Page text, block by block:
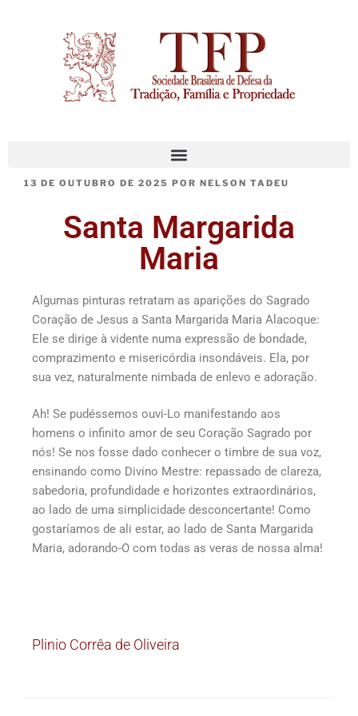
13 DE OUTUBRO DE 2025 POR NELSON TADEU
Santa Margarida
Maria
Algumas pinturas retratam as aparições do Sagrado
Coração de Jesus a Santa Margarida Maria Alacoque:
Ele se dirige à vidente numa expressão de bondade,
comprazimento e misericórdia insondáveis. Ela, por
sua vez, naturalmente nimbada de enlevo e adoração.
Ah! Se pudéssemos ouvi-Lo manifestando aos
homens o infinito amor de seu Coração Sagrado por
nós! Se nos fosse dado conhecer o timbre de sua voz,
ensinando como Divino Mestre: repassado de clareza,
sabedoria, profundidade e horizontes extraordinários,
ao lado de uma simplicidade desconcertante! Como
gostaríamos de ali estar, ao lado de Santa Margarida
Maria, adorando-O com todas as veras de nossa alma!
Plinio Corrêa de Oliveira